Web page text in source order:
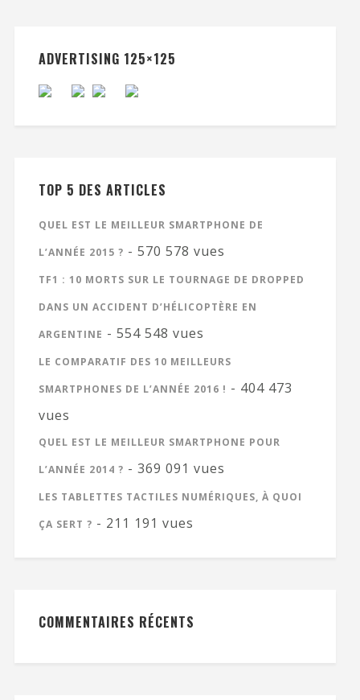
ADVERTISING 125×125
TOP 5 DES ARTICLES
QUEL EST LE MEILLEUR SMARTPHONE DE
L’ANNÉE 2015 ? - 570 578 vues
TF1 : 10 MORTS SUR LE TOURNAGE DE DROPPED
DANS UN ACCIDENT D’HÉLICOPTÈRE EN
ARGENTINE - 554 548 vues
LE COMPARATIF DES 10 MEILLEURS
SMARTPHONES DE L’ANNÉE 2016 ! - 404 473
vues
QUEL EST LE MEILLEUR SMARTPHONE POUR
L’ANNÉE 2014 ? - 369 091 vues
LES TABLETTES TACTILES NUMÉRIQUES, À QUOI
ÇA SERT ? - 211 191 vues
COMMENTAIRES RÉCENTS